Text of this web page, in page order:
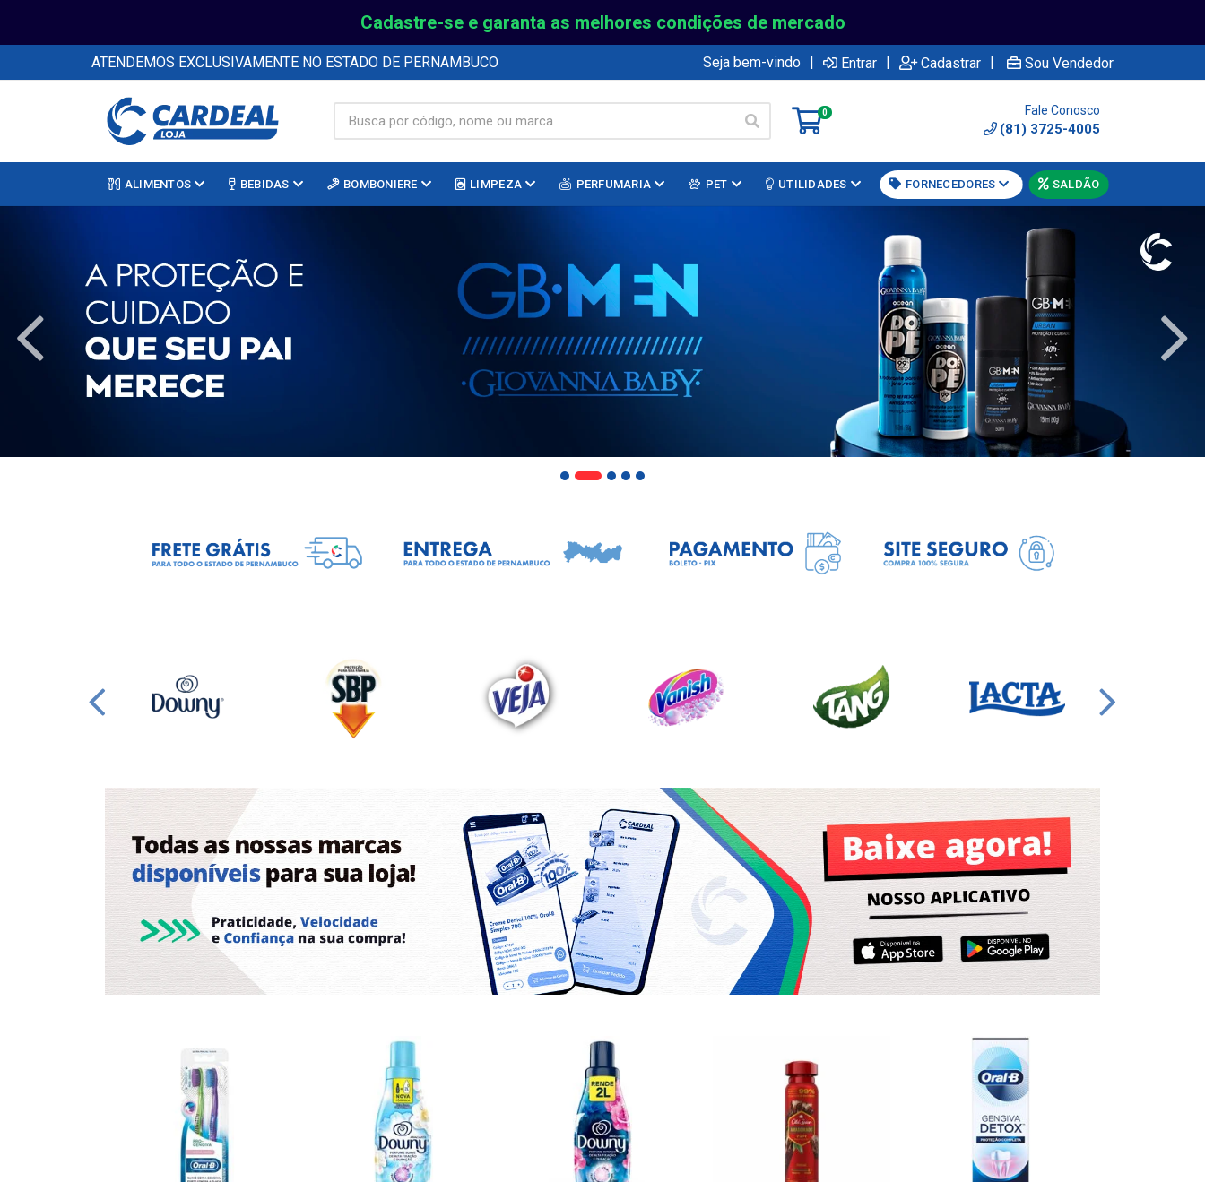
Cadastre-se e garanta as melhores condições de mercado
ATENDEMOS EXCLUSIVAMENTE NO ESTADO DE PERNAMBUCO Seja bem-vindo | Entrar | Cadastrar | Sou Vendedor
0 Fale Conosco
(81) 3725-4005
ALIMENTOS BEBIDAS BOMBONIERE LIMPEZA PERFUMARIA PET UTILIDADES FORNECEDORES SALDÃO